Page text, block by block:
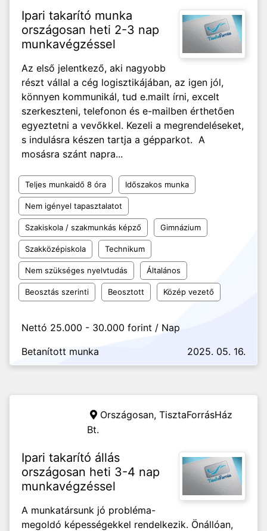
Ipari takarító munka
országosan heti 2-3 nap
munkavégzéssel
Az első jelentkező, aki nagyobb
részt vállal a cég logisztikájában, az igen jól,
könnyen kommunikál, tud e.mailt írni, excelt
szerkeszteni, telefonon és e-mailben érthetően
egyeztetni a vevőkkel. Kezeli a megrendeléseket,
s indulásra készen tartja a gépparkot. A
mosásra szánt napra...
Teljes munkaidő 8 óra Időszakos munka
Nem igényel tapasztalatot
Szakiskola / szakmunkás képző Gimnázium
Szakközépiskola Technikum
Nem szükséges nyelvtudás Általános
Beosztás szerinti Beosztott Közép vezető
Nettó 25.000 - 30.000 forint / Nap
Betanított munka
2025. 05. 16.
Országosan, TisztaForrásHáz
Bt.
Ipari takarító állás
országosan heti 3-4 nap
munkavégzéssel
A munkatársunk jó probléma-
megoldó képességekkel rendelkezik. Önállóan,